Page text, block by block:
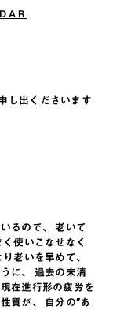
し出くださいます
るので、 老いて
使いこなせなく
老いを早めて、
に、 過去の未清
在進行形の疲労を
質が、 自分の”あ